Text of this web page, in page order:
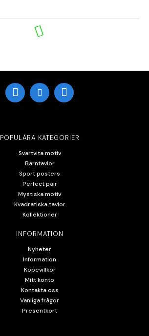
POPULÄRA KATEGORIER
Svartvita motiv
Barntavlor
Sport posters
Perfect pair
Mystiska motiv
Kvadratiska tavlor
Kollektioner
INFORMATION
Nyheter
Information
Köpevillkor
Mitt konto
Kontakta oss
Vanliga frågor
Presentkort